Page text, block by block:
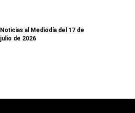
Noticias al Mediodía del 17 de
julio de 2026